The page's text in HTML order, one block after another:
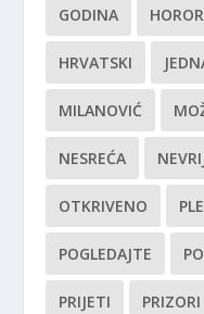
GODINA HOROR
HRVATSKI
MILANOVIĆ
NESREĆA
OTKRIVENO
POGLEDAJTE
PRIJETI PRIZORI